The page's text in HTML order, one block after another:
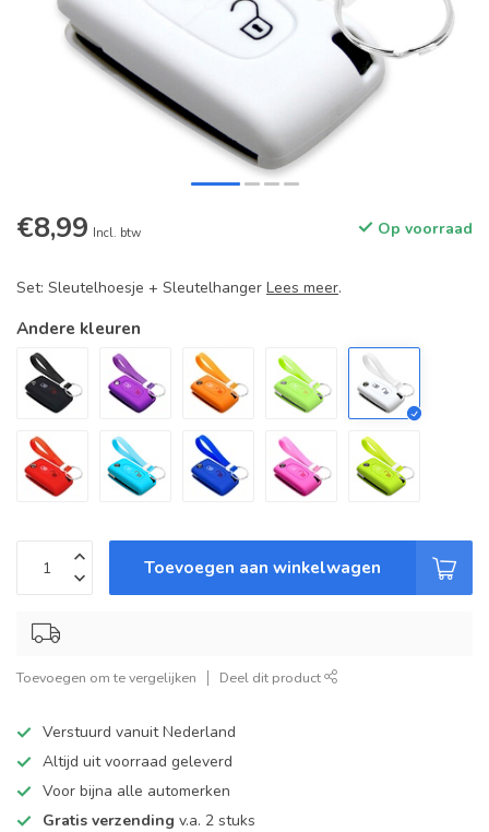
€8,99 Incl. btw Op voorraad
Set: Sleutelhoesje + Sleutelhanger Lees meer.
Andere kleuren
Toevoegen aan winkelwagen
Toevoegen om te vergelijken Deel dit product
Verstuurd vanuit Nederland
Altijd uit voorraad geleverd
Voor bijna alle automerken
Gratis verzending v.a. 2 stuks